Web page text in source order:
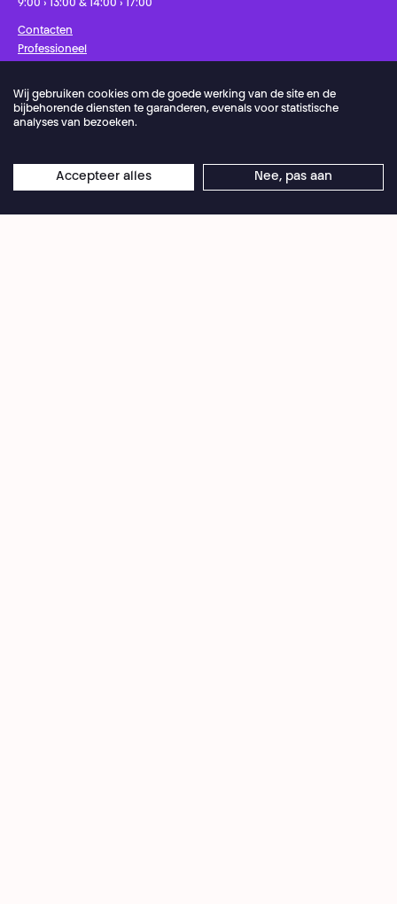
9:00 › 13:00 & 14:00 › 17:00
Contacten
Professioneel
FacebookInstagramSchrijf u in op onze nieuwsbrief!
Privacybeleid
Cookie-voorkeuren
Algemene Verkoopvoorwaarden
Gebruiksvoorwaarden Credits
Wij gebruiken cookies om de goede werking van de site en de
bijbehorende diensten te garanderen, evenals voor statistische
analyses van bezoeken.
Accepteer alles Nee, pas aan